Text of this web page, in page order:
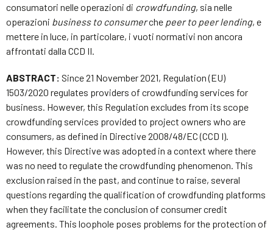
consumatori nelle operazioni di crowdfunding, sia nelle
operazioni business to consumerche peer to peer lending, e
mettere in luce, in particolare, i vuoti normativi non ancora
affrontati dalla CCD II.
ABSTRACT: Since 21 November 2021, Regulation (EU)
1503/2020 regulates providers of crowdfunding services for
business. However, this Regulation excludes from its scope
crowdfunding services provided to project owners who are
consumers, as defined in Directive 2008/48/EC (CCD I).
However, this Directive was adopted in a context where there
was no need to regulate the crowdfunding phenomenon. This
exclusion raised in the past, and continue to raise, several
questions regarding the qualification of crowdfunding platforms
when they facilitate the conclusion of consumer credit
agreements. This loophole poses problems for the protection of